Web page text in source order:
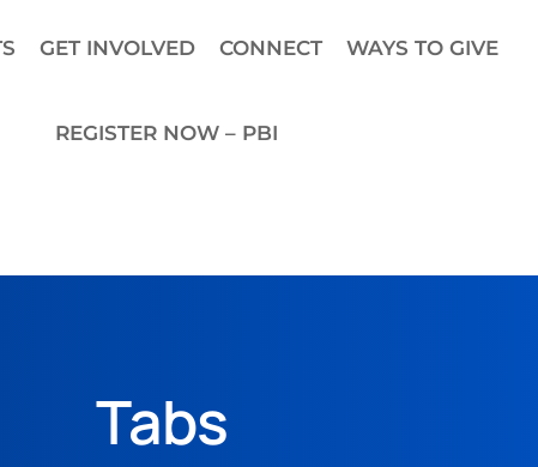
GET INVOLVED CONNECT WAYS TO GIVE
REGISTER NOW – PBI
Tabs